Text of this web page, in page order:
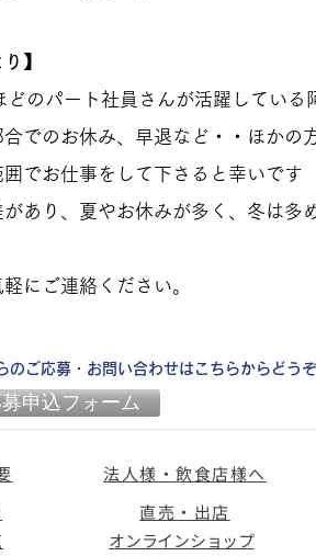
】
どのパート社員さんが活躍している
合でのお休み、早退など・・ほか
でお仕事をして下さると幸いです
があり、夏やお休みが多く、冬は
にご連絡ください。
のご応募・お問い合わせはこちらからどうぞ
申込フォーム
法人様・飲食店様へ
直売・出店
オンラインショップ